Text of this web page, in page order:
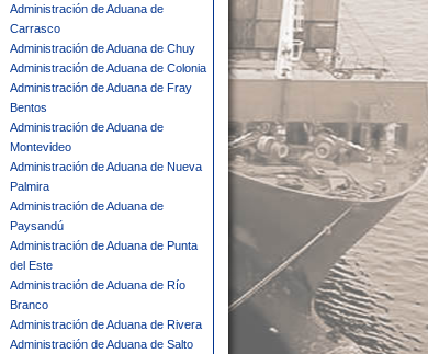
Administración de Aduana de
Carrasco
Administración de Aduana de Chuy
Administración de Aduana de Colonia
Administración de Aduana de Fray
Bentos
Administración de Aduana de
Montevideo
Administración de Aduana de Nueva
Palmira
Administración de Aduana de
Paysandú
Administración de Aduana de Punta
del Este
Administración de Aduana de Río
Branco
Administración de Aduana de Rivera
Administración de Aduana de Salto